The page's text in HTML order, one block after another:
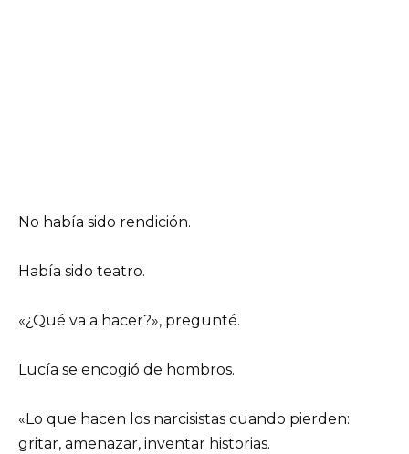
No había sido rendición.
Había sido teatro.
«¿Qué va a hacer?», pregunté.
Lucía se encogió de hombros.
«Lo que hacen los narcisistas cuando pierden:
gritar, amenazar, inventar historias.